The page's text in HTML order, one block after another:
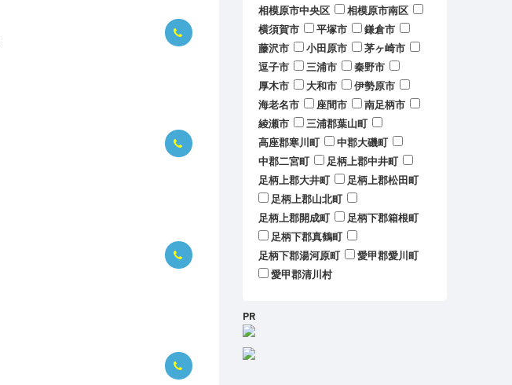
相模原市中央区
相模原市南区
横須賀市
平塚市
鎌倉市
藤沢市
小田原市
茅ヶ崎市
逗子市
三浦市
秦野市
厚木市
大和市
伊勢原市
海老名市
座間市
南足柄市
綾瀬市
三浦郡葉山町
高座郡寒川町
中郡大磯町
中郡二宮町
足柄上郡中井町
足柄上郡大井町
足柄上郡松田町
足柄上郡山北町
足柄上郡開成町
足柄下郡箱根町
足柄下郡真鶴町
足柄下郡湯河原町
愛甲郡愛川町
愛甲郡清川村
PR